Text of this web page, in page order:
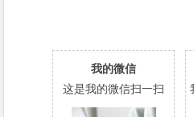
我的微信
这是我的微信扫一扫